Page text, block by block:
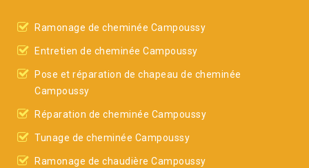
Ramonage de cheminée Campoussy
Entretien de cheminée Campoussy
Pose et réparation de chapeau de cheminée
Campoussy
Réparation de cheminée Campoussy
Tunage de cheminée Campoussy
Ramonage de chaudière Campoussy